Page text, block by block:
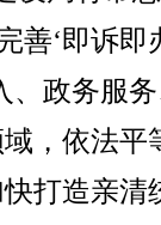
善‘即诉即
、政务服
，依法平
打造亲清